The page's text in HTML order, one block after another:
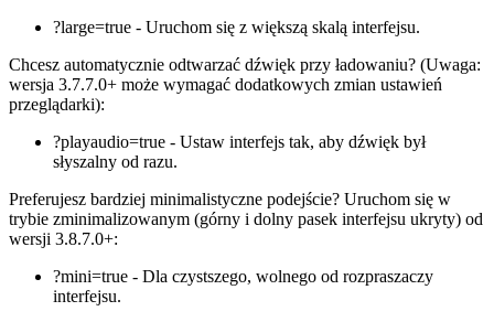
?large=true - Uruchom się z większą skalą interfejsu.
Chcesz automatycznie odtwarzać dźwięk przy ładowaniu? (Uwaga:
wersja 3.7.7.0+ może wymagać dodatkowych zmian ustawień
przeglądarki):
?playaudio=true - Ustaw interfejs tak, aby dźwięk był
słyszalny od razu.
Preferujesz bardziej minimalistyczne podejście? Uruchom się w
trybie zminimalizowanym (górny i dolny pasek interfejsu ukryty) od
wersji 3.8.7.0+:
?mini=true - Dla czystszego, wolnego od rozpraszaczy
interfejsu.